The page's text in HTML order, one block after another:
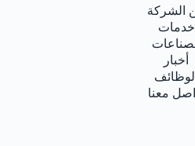
الشركة
خدمات
أخبار
معنا